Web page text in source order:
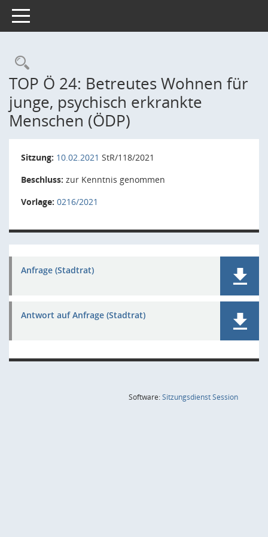
Toggle navigation
Rechercheauswahl
TOP Ö 24: Betreutes Wohnen für
junge, psychisch erkrankte
Menschen (ÖDP)
Sitzung: 10.02.2021 StR/118/2021
Beschluss: zur Kenntnis genommen
Vorlage: 0216/2021
Anfrage (Stadtrat)
Antwort auf Anfrage (Stadtrat)
Software:SitzungsdienstSession(Wird in